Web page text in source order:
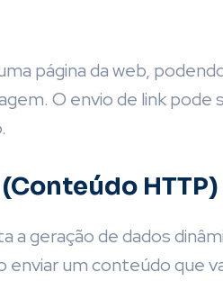
página da web,
O envio de link
HTTP)
a geração de dados
um conteúdo que